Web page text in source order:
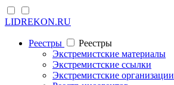
LIDREKON.RU
Реестры
Реестры
Экстремистские материалы
Экстремистские ссылки
Экстремистские организации